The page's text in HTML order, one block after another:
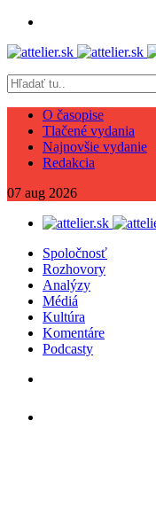
O časopise
Tlačené vydania
Najnovšie vydanie
Redakcia
07 aug 2026
Spoločnosť
Rozhovory
Analýzy
Médiá
Kultúra
Komentáre
Podcasty